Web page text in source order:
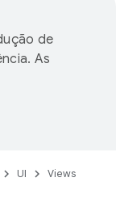
de
As
UI Views